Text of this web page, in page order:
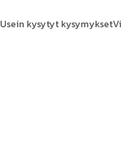
Usein kysytyt kysymykset